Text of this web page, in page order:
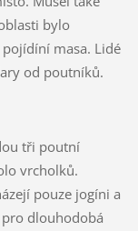
bylo
masa. Lidé
od poutníků.
tři poutní
vrcholků.
pouze jogíni a
dlouhodobá